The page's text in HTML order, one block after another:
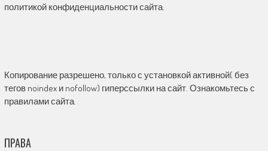
политикой конфиденциальности сайта.
Копирование разрешено, только с установкой активной( без
тегов noindex и nofollow) гиперссылки на сайт. Ознакомьтесь с
правилами сайта.
ПРАВА